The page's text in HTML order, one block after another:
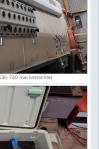
740 mal betrachtet